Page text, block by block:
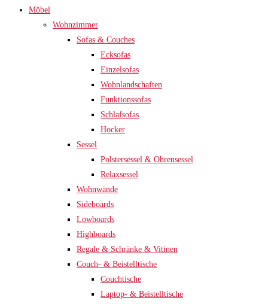
Möbel
Wohnzimmer
Sofas & Couches
Ecksofas
Einzelsofas
Wohnlandschaften
Funktionssofas
Schlafsofas
Hocker
Sessel
Polstersessel & Ohrensessel
Relaxsessel
Wohnwände
Sideboards
Lowboards
Highboards
Regale & Schränke & Vitinen
Couch- & Beistelltische
Couchtische
Laptop- & Beistelltische